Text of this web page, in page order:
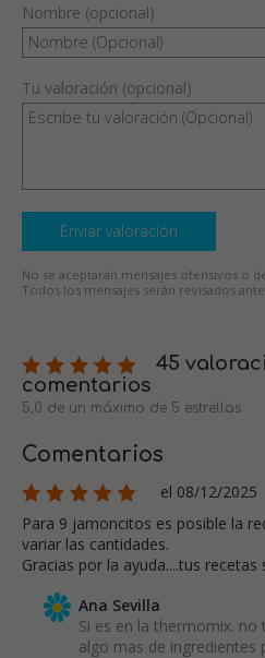
Nombre (opcional)
Tu valoración (opcional)
Enviar valoración
No se aceptarán mensajes ofensivos o
Todos los mensajes serán revisados
45
comentarios
5,0 de un máximo de 5 estrellas
Comentarios
el 08/12/2025
Para 9 jamoncitos es posible la
variar las cantidades.
Gracias por la ayuda....tus recetas
Ana Sevilla
Si es en la thermomix. no
algo mas de ingredientes